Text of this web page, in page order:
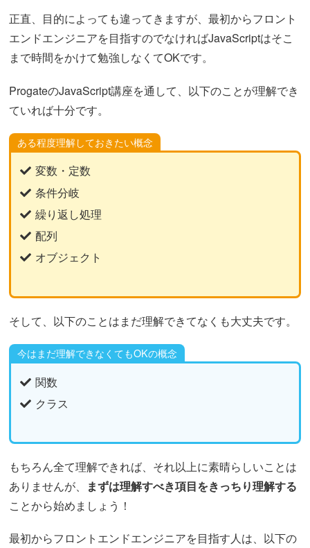
正直、目的によっても違ってきますが、最初からフロント
エンドエンジニアを目指すのでなければJavaScriptはそこ
まで時間をかけて勉強しなくてOKです。
ProgateのJavaScript講座を通して、以下のことが理解でき
ていれば十分です。
ある程度理解しておきたい概念
変数・定数
条件分岐
繰り返し処理
配列
オブジェクト
そして、以下のことはまだ理解できてなくも大丈夫です。
今はまだ理解できなくてもOKの概念
関数
クラス
もちろん全て理解できれば、それ以上に素晴らしいことは
ありませんが、
まずは理解すべき項目をきっちり理解する
ことから始めましょう！
最初からフロントエンドエンジニアを目指す人は、以下の